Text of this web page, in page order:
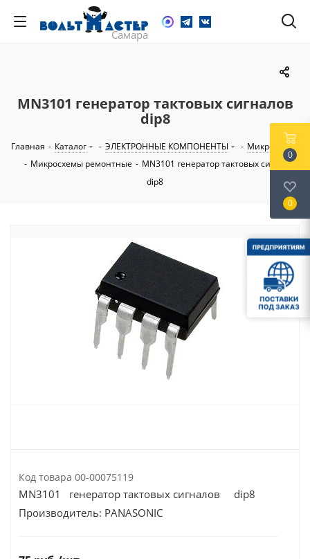
MN3101 генератор тактовых сигналов
dip8
Главная - Каталог - ЭЛЕКТРОННЫЕ КОМПОНЕНТЫ - Микросхемы
- Микросхемы ремонтные - MN3101 генератор тактовых сигналов
dip8
Код товара 00-00075119
MN3101 генератор тактовых сигналов dip8
Производитель: PANASONIC
0
0